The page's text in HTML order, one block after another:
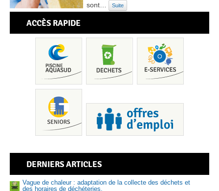
sont…
Suite
ACCÈS RAPIDE
DERNIERS ARTICLES
Vague de chaleur : adaptation de la collecte des déchets et
des horaires de déchéteries.